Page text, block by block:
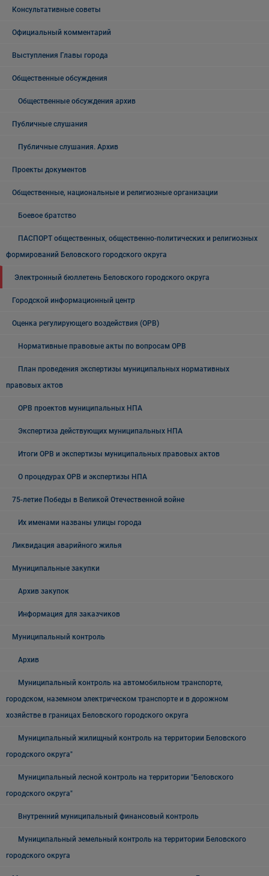
Консультативные советы
Официальный комментарий
Выступления Главы города
Общественные обсуждения
Общественные обсуждения архив
Публичные слушания
Публичные слушания. Архив
Проекты документов
Общественные, национальные и религиозные организации
Боевое братство
ПАСПОРТ общественных, общественно-политических и религиозных
формирований Беловского городского округа
Электронный бюллетень Беловского городского округа
Городской информационный центр
Оценка регулирующего воздействия (ОРВ)
Нормативные правовые акты по вопросам ОРВ
План проведения экспертизы муниципальных нормативных
правовых актов
ОРВ проектов муниципальных НПА
Экспертиза действующих муниципальных НПА
Итоги ОРВ и экспертизы муниципальных правовых актов
О процедурах ОРВ и экспертизы НПА
75-летие Победы в Великой Отечественной войне
Их именами названы улицы города
Ликвидация аварийного жилья
Муниципальные закупки
Архив закупок
Информация для заказчиков
Муниципальный контроль
Архив
Муниципальный контроль на автомобильном транспорте,
городском, наземном электрическом транспорте и в дорожном
хозяйстве в границах Беловского городского округа
Муниципальный жилищный контроль на территории Беловского
городского округа"
Муниципальный лесной контроль на территории "Беловского
городского округа"
Внутренний муниципальный финансовый контроль
Муниципальный земельный контроль на территории Беловского
городского округа